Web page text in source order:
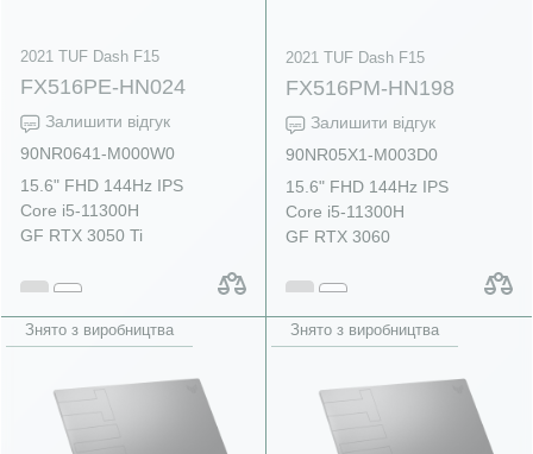
2021 TUF Dash F15
FX516PE-HN024
Залишити відгук
90NR0641-M000W0
15.6" FHD 144Hz IPS
Core i5-11300H
GF RTX 3050 Ti
2021 TUF Dash F15
FX516PM-HN198
Залишити відгук
90NR05X1-M003D0
15.6" FHD 144Hz IPS
Core i5-11300H
GF RTX 3060
Знято з виробництва Знято з виробництва